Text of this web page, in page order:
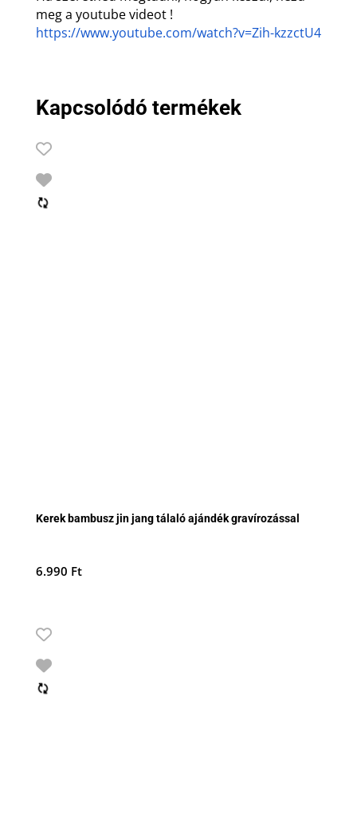
meg a youtube videot !
https://www.youtube.com/watch?v=Zih-kzzctU4
Kapcsolódó termékek
Kerek bambusz jin jang tálaló ajándék gravírozással
6.990 Ft